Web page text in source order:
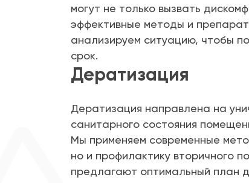
могут не только вызвать
эффективные методы и
анализируем ситуацию, чтобы
срок.
Дератизация
Дератизация направлена на
санитарного состояния
Мы применяем современные
но и профилактику вторичного
предлагают оптимальный план